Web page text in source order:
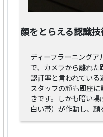
顔をとらえる認識
ディープラーニング
で、カメラから離れ
認証率と言われている
スタッフの顔も即座
きです。しかも暗い
白い帯）が作動し、顔